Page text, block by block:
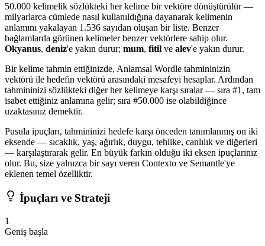
BASAMAK×2
50.000 kelimelik sözlükteki her kelime bir vektöre dönüştürülür —
milyarlarca cümlede nasıl kullanıldığına dayanarak kelimenin
anlamını yakalayan 1.536 sayıdan oluşan bir liste. Benzer
bağlamlarda görünen kelimeler benzer vektörlere sahip olur.
Okyanus, deniz'e yakın durur; mum, fitil ve alev'e yakın durur.
Bir kelime tahmin ettiğinizde, Anlamsal Wordle tahmininizin
vektörü ile hedefin vektörü arasındaki mesafeyi hesaplar. Ardından
tahmininizi sözlükteki diğer her kelimeye karşı sıralar — sıra #1, tam
isabet ettiğiniz anlamına gelir; sıra #50.000 ise olabildiğince
uzaktasınız demektir.
Pusula ipuçları, tahmininizi hedefe karşı önceden tanımlanmış on iki
eksende — sıcaklık, yaş, ağırlık, duygu, tehlike, canlılık ve diğerleri
— karşılaştırarak gelir. En büyük farkın olduğu iki eksen ipuçlarınız
olur. Bu, size yalnızca bir sayı veren Contexto ve Semantle'ye
eklenen temel özelliktir.
İpuçları ve Strateji
1
Geniş başla